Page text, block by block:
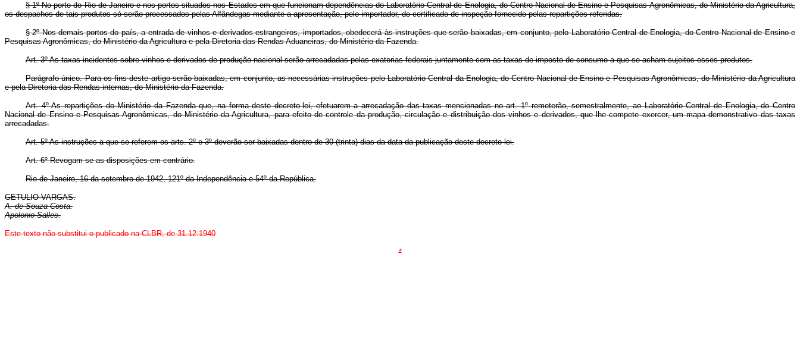
§ 1º No porto do Rio de Janeiro e nos portos situados nos Estados em que funcionam dependências do Laboratório Central de Enologia, do Centro Nacional de Ensino e Pesquisas Agronômicas, do Ministério da Agricultura,
os despachos de tais produtos só serão processados pelas Alfândegas mediante a apresentação, pelo importador, do certificado de inspeção fornecido pelas repartições referidas.
§ 2º Nos demais portos do país, a entrada de vinhos e derivados estrangeiros, importados, obedecerá às instruções que serão baixadas, em conjunto, pelo Laboratório Central de Enologia, do Centro Nacional de Ensino e
Pesquisas Agronômicas, do Ministério da Agricultura e pela Diretoria das Rendas Aduaneiras, do Ministério da Fazenda.
Art.3º As taxas incidentes sobre vinhos e derivados de produção nacional serão arrecadadas pelas exatorias federais juntamente com as taxas de imposto de consumo a que se acham sujeitos esses produtos.
Parágrafo único. Para os fins deste artigo serão baixadas, em conjunto, as necessárias instruções pelo Laboratório Central da Enologia, do Centro Nacional de Ensino e Pesquisas Agronômicas, do Ministério da Agricultura
e pela Diretoria das Rendas internas, do Ministério da Fazenda.
Art.4º As repartições do Ministério da Fazenda que, na forma deste decreto-lei, efetuarem a arrecadação das taxas mencionadas no art. 1º remeterão, semestralmente, ao Laboratório Central de Enologia, do Centro
Nacional de Ensino e Pesquisas Agronômicas, do Ministério da Agricultura, para efeito de controle da produção, circulação e distribuição dos vinhos e derivados, que lhe compete exercer, um mapa demonstrativo das taxas
arrecadadas.
Art.5º As instruções a que se referem os arts. 2º e 3º deverão ser baixadas dentro de 30 (trinta) dias da data da publicação deste decreto-lei.
Art.6º Revogam-se as disposições em contrário.
Rio de Janeiro, 16 da setembro de 1942, 121º da Independência e 54º da República.
GETULIO VARGAS.
A. de Souza Costa.
Apolonio Salles.
Este texto não substitui o publicado na CLBR, de 31.12.1940
*